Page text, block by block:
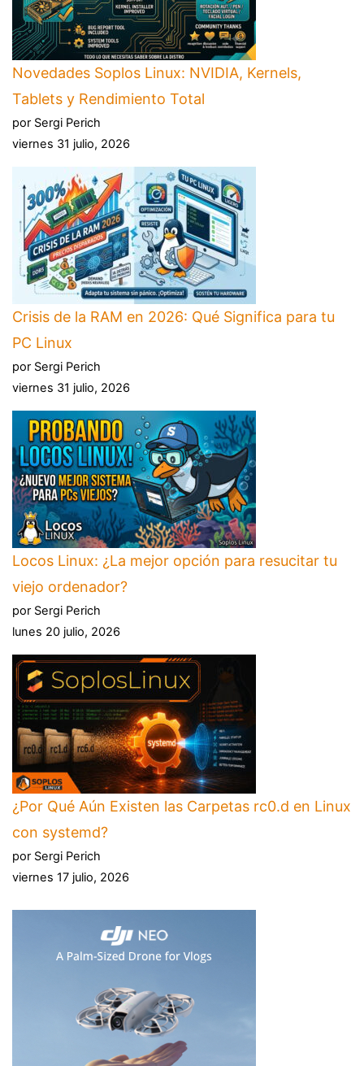
Novedades Soplos Linux: NVIDIA, Kernels,
Tablets y Rendimiento Total
por Sergi Perich
viernes 31 julio, 2026
Crisis de la RAM en 2026: Qué Significa para tu
PC Linux
por Sergi Perich
viernes 31 julio, 2026
Locos Linux: ¿La mejor opción para resucitar tu
viejo ordenador?
por Sergi Perich
lunes 20 julio, 2026
¿Por Qué Aún Existen las Carpetas rc0.d en Linux
con systemd?
por Sergi Perich
viernes 17 julio, 2026